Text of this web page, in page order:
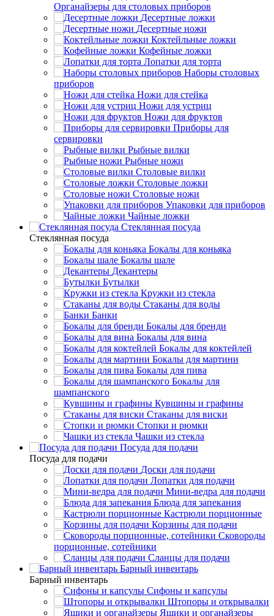
Органайзеры для столовых приборов
Десертные ложки
Десертные ножи
Коктейльные ложки
Кофейные ложки
Лопатки для торта
Наборы столовых
приборов
Ножи для стейка
Ножи для устриц
Ножи для фруктов
Приборы для
сервировки
Рыбные вилки
Рыбные ножи
Столовые вилки
Столовые ложки
Столовые ножи
Упаковки для приборов
Чайные ложки
Стеклянная посуда
Стеклянная посуда
Бокалы для коньяка
Бокалы шале
Декантеры
Бутылки
Кружки из стекла
Стаканы для воды
Банки
Бокалы для бренди
Бокалы для вина
Бокалы для коктейлей
Бокалы для мартини
Бокалы для пива
Бокалы для
шампанского
Кувшины и графины
Стаканы для виски
Стопки и рюмки
Чашки из стекла
Посуда для подачи
Посуда для подачи
Доски для подачи
Лопатки для подачи
Мини-ведра для подачи
Блюда для запекания
Кастрюли порционные
Корзины для подачи
Сковороды
порционные, сотейники
Сланцы для подачи
Барный инвентарь
Барный инвентарь
Сифоны и капсулы
Штопоры и открывалки
Ящики и органайзеры